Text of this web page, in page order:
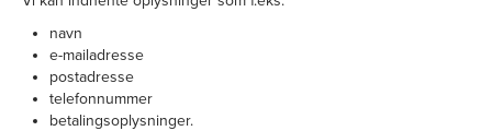
navn
e-mailadresse
postadresse
telefonnummer
betalingsoplysninger.